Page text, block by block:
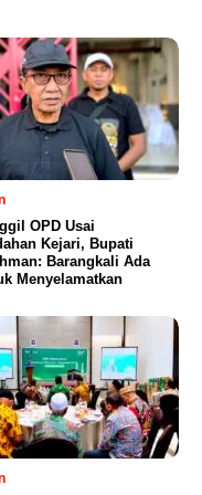
OPD Usai
Kejari, Bupati
Barangkali Ada
Menyelamatkan